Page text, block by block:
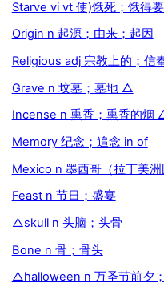
Starve vi vt 使)饿死；饿得
Origin n 起源；由来；起因
Religious adj 宗教上的；信
Grave n 坟墓；墓地 △
Incense n 熏香；熏香的烟
Memory 纪念；追念 in of
Mexico n 墨西哥（拉丁美洲
Feast n 节日；盛宴
△skull n 头脑；头骨
Bone n 骨；骨头
△halloween n 万圣节前夕